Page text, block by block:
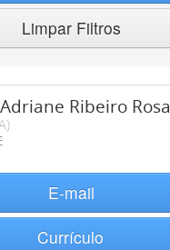
Limpar Filtros
Adriane Ribeiro Rosa
E-mail
Currículo